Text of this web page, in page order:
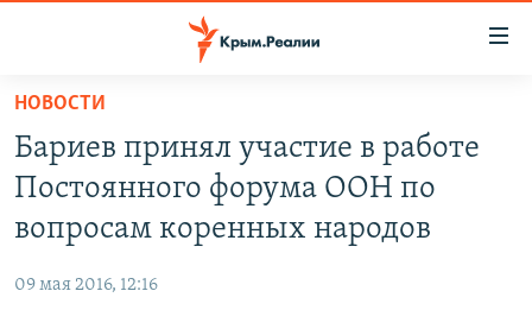
Вернуться
основному
содержанию
главной
СПЕЦПРОЕКТЫ
11 ЛЕТ ОККУПАЦИИ КРЫМА. 11 ИСТОРИЙ СОПРОТИВЛЕНИЯ
ЕЩЕ
НОВОСТИ
Бариев принял участие в работе
Постоянного форума ООН по
вопросам коренных народов
09 мая 2016, 12:16